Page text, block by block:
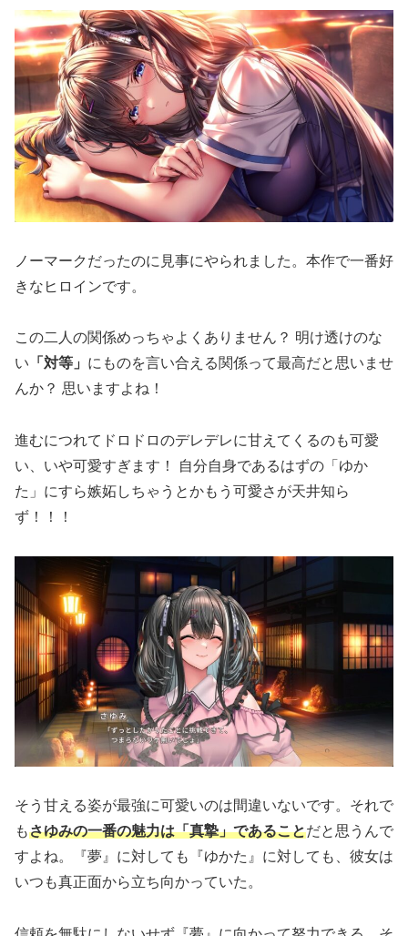
ノーマークだったのに見事にやられました。本作で一番好
きなヒロインです。
この二人の関係めっちゃよくありません？ 明け透けのな
い 「対等」 にものを言い合える関係って最高だと思いませ
んか？ 思いますよね！
進むにつれてドロドロのデレデレに甘えてくるのも可愛
い、いや可愛すぎます！ 自分自身であるはずの「ゆか
た」にすら嫉妬しちゃうとかもう可愛さが天井知ら
ず！！！
そう甘える姿が最強に可愛いのは間違いないです。それで
もさゆみの一番の魅力は「真摯」であることだと思うんで
すよね。『夢』に対しても『ゆかた』に対しても、彼女は
いつも真正面から立ち向かっていた。